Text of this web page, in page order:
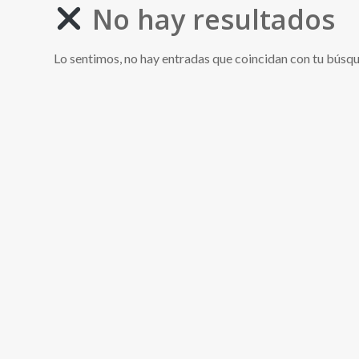
No hay resultados
Lo sentimos, no hay entradas que coincidan con tu